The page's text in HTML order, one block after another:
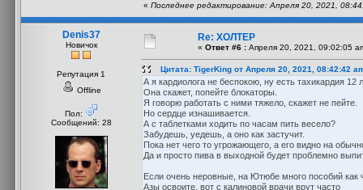
« Последнее редактирование: Апреля 20, 2021,
Denis37
Новичок
Репутация 1
Offline
Пол:
Сообщений: 28
Re: ХОЛТЕР
« Ответ #6 : Апреля 20, 2021, 09:02:05
Цитата: TigerKing от Апреля 20, 2021, 08:42:42
А я кардиолога не беспокою, ну есть тахикардия 12
Она скажет, попейте блокаторы.
Я говорю работать с ними тяжело, скажет не пейте.
Но сердце изнашивается.
А с таблетками ходить по часам пить весело?
Забудешь, уедешь, а оно как застучит.
Пока нет чего то угрожающего, а его видно на
Да и просто пива в выходной будет проблемно
Если очень неровные, на Ютюбе много пособий как
Азы освоите, вот с калиновой врачи врут часто